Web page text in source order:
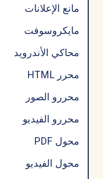
مانع الإعلانات
مايكروسوفت
محاكي الأندرويد
محرر HTML
محررو الصور
محررو الفيديو
محول PDF
محول الفيديو